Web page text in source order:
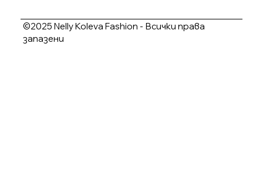
©2025 Nelly Koleva Fashion - Всички права
запазени